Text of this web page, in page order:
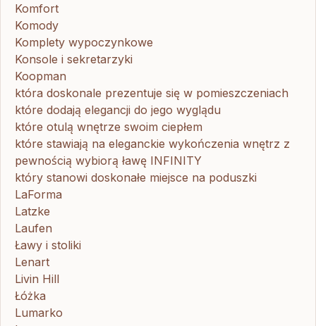
Komfort
Komody
Komplety wypoczynkowe
Konsole i sekretarzyki
Koopman
która doskonale prezentuje się w pomieszczeniach
które dodają elegancji do jego wyglądu
które otulą wnętrze swoim ciepłem
które stawiają na eleganckie wykończenia wnętrz z
pewnością wybiorą ławę INFINITY
który stanowi doskonałe miejsce na poduszki
LaForma
Latzke
Laufen
Ławy i stoliki
Lenart
Livin Hill
Łóżka
Lumarko